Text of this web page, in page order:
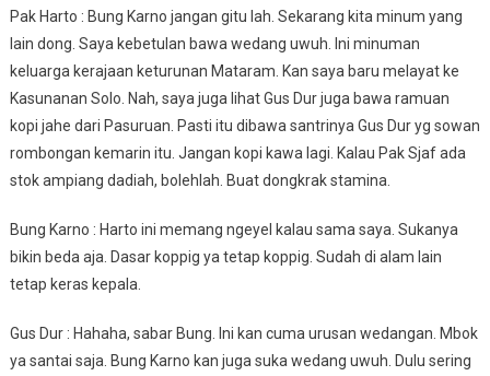
Pak Harto : Bung Karno jangan gitu lah. Sekarang kita minum yang
lain dong. Saya kebetulan bawa wedang uwuh. Ini minuman
keluarga kerajaan keturunan Mataram. Kan saya baru melayat ke
Kasunanan Solo. Nah, saya juga lihat Gus Dur juga bawa ramuan
kopi jahe dari Pasuruan. Pasti itu dibawa santrinya Gus Dur yg sowan
rombongan kemarin itu. Jangan kopi kawa lagi. Kalau Pak Sjaf ada
stok ampiang dadiah, bolehlah. Buat dongkrak stamina.
Bung Karno : Harto ini memang ngeyel kalau sama saya. Sukanya
bikin beda aja. Dasar koppig ya tetap koppig. Sudah di alam lain
tetap keras kepala.
Gus Dur : Hahaha, sabar Bung. Ini kan cuma urusan wedangan. Mbok
ya santai saja. Bung Karno kan juga suka wedang uwuh. Dulu sering